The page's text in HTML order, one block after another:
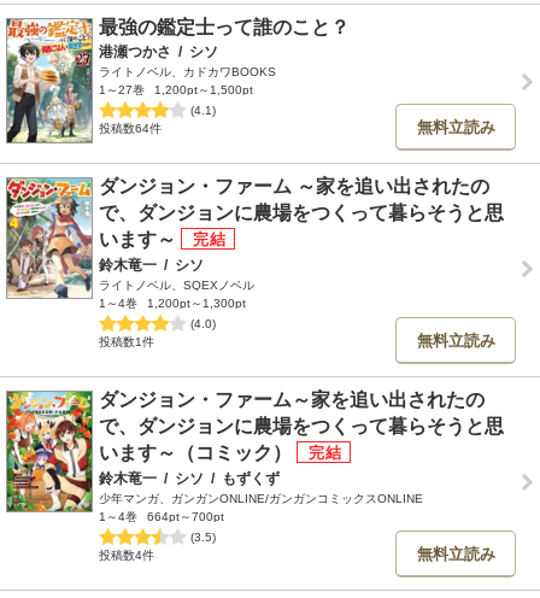
最強の鑑定士って誰のこと？
港瀬つかさ / シソ
ライトノベル、カドカワBOOKS
1～27巻
1,200pt～1,500pt
(4.1)
投稿数64件
無料立読み
ダンジョン・ファーム ～家を追い出されたの
で、ダンジョンに農場をつくって暮らそうと思
います～
鈴木竜一 / シソ
ライトノベル、SQEXノベル
1～4巻
1,200pt～1,300pt
(4.0)
投稿数1件
無料立読み
ダンジョン・ファーム～家を追い出されたの
で、ダンジョンに農場をつくって暮らそうと思
います～（コミック）
鈴木竜一 / シソ / もずくず
少年マンガ、ガンガンONLINE/ガンガンコミックスONLINE
1～4巻
664pt～700pt
(3.5)
投稿数4件
無料立読み